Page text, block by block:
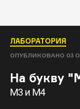
ЛАБОРАТОРИЯ
ОПУБЛИКОВАНО 03
На букву
M3 и M4